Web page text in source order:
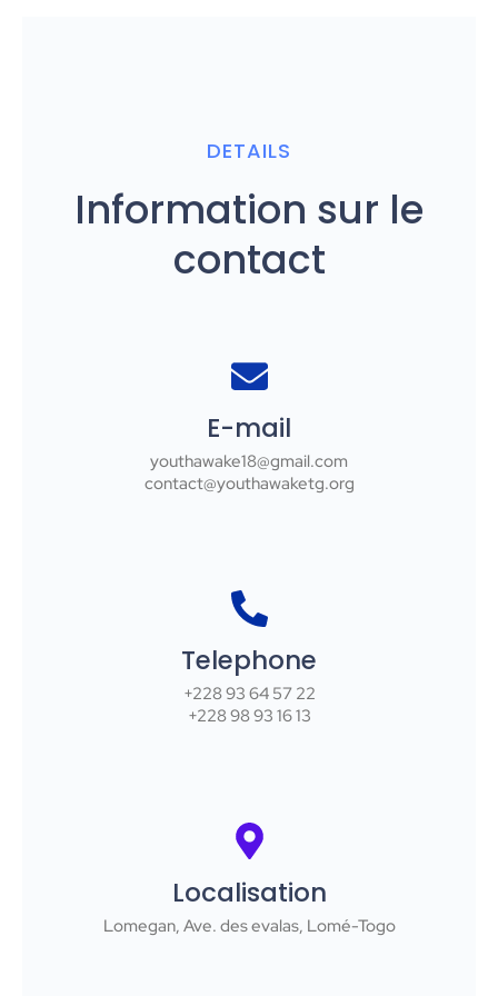
DETAILS
Information sur le
contact
E-mail
youthawake18@gmail.com
contact@youthawaketg.org
Telephone
+228 93 64 57 22
+228 98 93 16 13
Localisation
Lomegan, Ave. des evalas, Lomé-Togo